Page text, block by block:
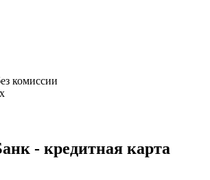
комиссии
- кредитная карта